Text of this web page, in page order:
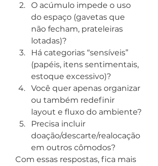
O acúmulo impede o uso
do espaço (gavetas que
não fecham, prateleiras
lotadas)?
Há categorias “sensíveis”
(papéis, itens sentimentais,
estoque excessivo)?
Você quer apenas organizar
ou também redefinir
layout e fluxo do ambiente?
Precisa incluir
doação/descarte/realocação
em outros cômodos?
Com essas respostas, fica mais